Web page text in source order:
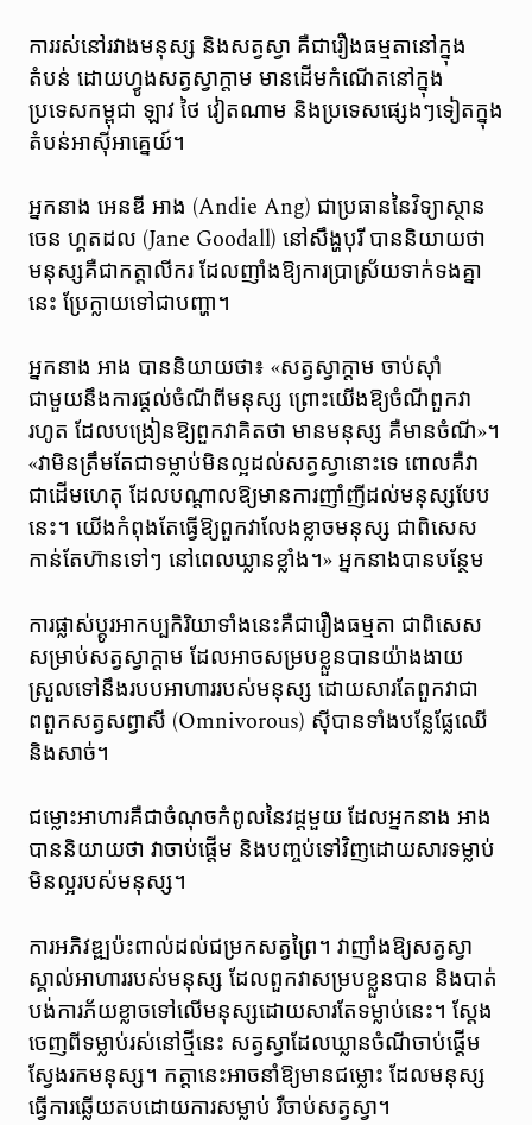
ការរស់នៅរវាងមនុស្ស និងសត្វស្វា គឺជារឿងធម្មតានៅក្នុង
តំបន់ ដោយហ្វូងសត្វស្វាក្ដាម មានដើមកំណើតនៅក្នុង
ប្រទេសកម្ពុជា ឡាវ ថៃ វៀតណាម និងប្រទេសផ្សេងៗទៀតក្នុង
តំបន់អាស៊ីអាគ្នេយ៍។
អ្នកនាង អេនឌី អាង (Andie Ang) ជាប្រធាននៃវិទ្យាស្ថាន
ចេន ហ្គតដល (Jane Goodall) នៅសឹង្ហបុរី បាននិយាយថា
មនុស្សគឺជាកត្តាលីករ ដែលញាំងឱ្យការប្រាស្រ័យទាក់ទងគ្នា
នេះ ប្រែក្លាយទៅជាបញ្ហា។
អ្នកនាង អាង បាននិយាយថា៖ «សត្វស្វាក្តាម​ ចាប់ស៊ាំ
ជាមួយនឹងការផ្តល់ចំណីពីមនុស្ស ព្រោះយើងឱ្យចំណីពួកវា
រហូត ដែលបង្រៀនឱ្យពួកវាគិតថា មានមនុស្ស គឺមានចំណី»។
«វាមិនត្រឹមតែជាទម្លាប់មិនល្អដល់សត្វស្វានោះទេ ពោលគឺវា
ជាដើមហេតុ ដែលបណ្តាលឱ្យមានការញាំញីដល់មនុស្សបែប
នេះ។ យើងកំពុងតែធ្វើឱ្យពួកវាលែងខ្លាចមនុស្ស ជាពិសេស
កាន់តែហ៊ានទៅៗ នៅពេលឃ្លានខ្លាំង។» អ្នកនាងបានបន្ថែម
ការផ្លាស់ប្តូរអាកប្បកិរិយាទាំងនេះគឺជារឿងធម្មតា ជាពិសេស
សម្រាប់សត្វស្វាក្តាម ដែលអាចសម្របខ្លួនបានយ៉ាងងាយ
ស្រួលទៅនឹងរបបអាហាររបស់មនុស្ស ដោយសារតែពួកវាជា
ពពួកសត្វសព្វាសី (Omnivorous) ស៊ីបានទាំងបន្លែផ្លែឈើ
និងសាច់។
ជម្លោះអាហារគឺជាចំណុចកំពូលនៃវដ្តមួយ ដែលអ្នកនាង អាង
បាននិយាយថា វាចាប់ផ្តើម និងបញ្ចប់ទៅវិញដោយសារទម្លាប់
មិនល្អរបស់មនុស្ស។
ការអភិវឌ្ឍប៉ះពាល់ដល់ជម្រកសត្វព្រៃ។ វាញាំងឱ្យសត្វស្វា
ស្គាល់អាហាររបស់មនុស្ស ដែលពួកវាសម្របខ្លួនបាន និងបាត់
បង់ការភ័យខ្លាចទៅលើមនុស្សដោយសារតែទម្លាប់នេះ។ ស្តែង
ចេញពីទម្លាប់រស់នៅថ្មីនេះ សត្វស្វាដែលឃ្លានចំណីចាប់ផ្តើម
ស្វែងរកមនុស្ស។ កត្តានេះអាចនាំឱ្យមានជម្លោះ ដែលមនុស្ស
ធ្វើការឆ្លើយតបដោយការសម្លាប់ រឺចាប់សត្វស្វា។